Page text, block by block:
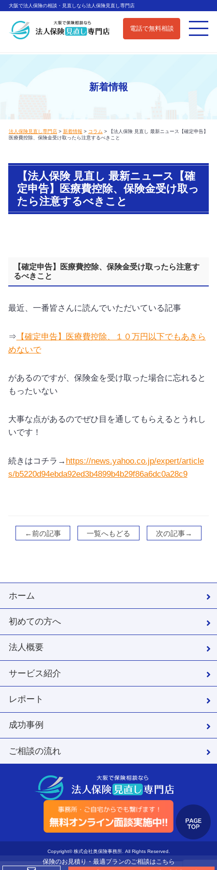
大阪で法人保険の相談・見直しなら法人保険見直し専門店
電話で無料相談
新着情報
法人保険見直し専門店> 新着情報 > コラム >
【法人保険 見直し 最新ニュース【確定申告】
医療費控除、保険金受け取ったら注意するべきこと
【法人保険 見直し 最新ニュース【確
定申告】医療費控除、保険金受け取っ
たら注意するべきこと
【確定申告】医療費控除、保険金受け取ったら注意す
るべきこと
最近、一番皆さんに読んでいただいている記事
⇒ 【確定申告】医療費控除、１０万円以下でもあきら
めないで
があるのですが、保険金を受け取った場合に忘れると
もったいない
大事な点があるのでぜひ目を通してもらえるとうれし
いです！
続きはコチラ→ https://news.yahoo.co.jp/expert/article
s/b5220d94ebda92ed3b4899b4b29f86a6dc0a28c9
←前の記事 一覧へもどる 次の記事→
ホーム
初めての方へ
法人概要
サービス紹介
レポート
成功事例
ご相談の流れ
Copyright© 株式会社奥保険事務所. All Rights Reserved.
保険のお見積り・最適プランのご相談はこちら